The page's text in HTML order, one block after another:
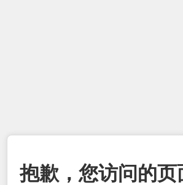
抱歉，您访问的页